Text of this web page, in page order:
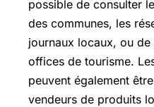
possible de consulter
des communes, les
journaux locaux, ou
offices de tourisme.
peuvent également
vendeurs de produits